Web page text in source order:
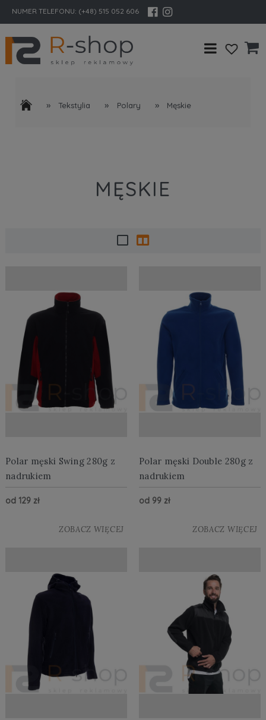
NUMER TELEFONU: (+48) 515 052 606
» Tekstylia » Polary » Męskie
MĘSKIE
Polar męski Swing 280g z
nadrukiem
od 129 zł
ZOBACZ WIĘCEJ
Polar męski Double 280g z
nadrukiem
od 99 zł
ZOBACZ WIĘCEJ